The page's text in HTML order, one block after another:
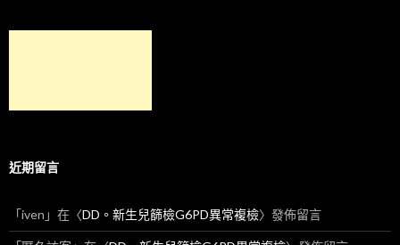
近期留言
「iven 」在〈DD。新生兒篩檢G6PD異常複檢〉發佈留言